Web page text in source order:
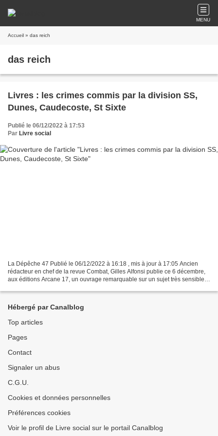
MENU
Accueil » das reich
das reich
Livres : les crimes commis par la division SS,
Dunes, Caudecoste, St Sixte
Publié le 06/12/2022 à 17:53
Par Livre social
La Dépêche 47 Publié le 06/12/2022 à 16:18 , mis à jour à 17:05 Ancien
rédacteur en chef de la revue Combat, Gilles Alfonsi publie ce 6 décembre,
aux éditions Arcane 17, un ouvrage remarquable sur un sujet très sensible :
Hébergé par Canalblog
Top articles
Pages
Contact
Signaler un abus
C.G.U.
Cookies et données personnelles
Préférences cookies
Voir le profil de Livre social sur le portail Canalblog